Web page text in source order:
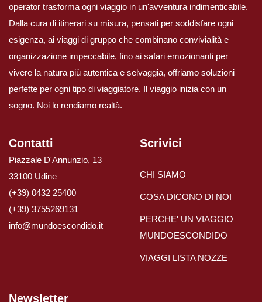
Viaggi in Arabia Saudita
Viaggi in Oman
Nord America
Viaggi in Canada
Viaggi in USA
Oceania
Viaggi in Nuova Zelanda
operator trasforma ogni viaggio in un'avventura indimenticabile.
Dalla cura di itinerari su misura, pensati per soddisfare ogni
esigenza, ai viaggi di gruppo che combinano convivialità e
organizzazione impeccabile, fino ai safari emozionanti per
vivere la natura più autentica e selvaggia, offriamo soluzioni
perfette per ogni tipo di viaggiatore. Il viaggio inizia con un
sogno. Noi lo rendiamo realtà.
Contatti
Piazzale D'Annunzio, 13
33100 Udine
(+39) 0432 25400
(+39) 3755269131
info@mundoescondido.it
Scrivici
CHI SIAMO
COSA DICONO DI NOI
PERCHE' UN VIAGGIO
MUNDOESCONDIDO
VIAGGI LISTA NOZZE
Newsletter